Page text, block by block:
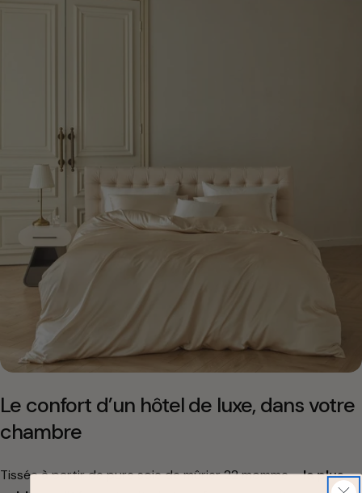
Le confort d’un hôtel de luxe, dans votre
chambre
Tissée à partir de pure soie de mûrier 22 momme –la plus